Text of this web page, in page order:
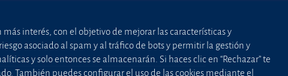
interés, con el objetivo de mejorar las características y
asociado al spam y al tráfico de bots y permitir la gestión y
y solo entonces se almacenarán. Si haces clic en “Rechazar” te
También puedes configurar el uso de las cookies mediante el